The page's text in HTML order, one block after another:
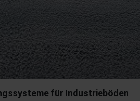
für Industrieböden